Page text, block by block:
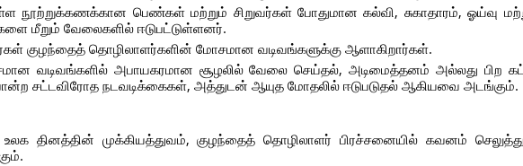
நூற்றுக்கணக்கான பெண்கள் மற்றும் சிறுவர்கள் போதுமான கல்வி, சுகாதாரம், ஓய்வு
மீறும் வேலைகளில் ஈடுபட்டுள்ளனர்.
குழந்தைத் தொழிலாளர்களின் மோசமான வடிவங்களுக்கு ஆளாகிறார்கள்.
வடிவங்களில் அபாயகரமான சூழலில் வேலை செய்தல், அடிமைத்தனம் அல்லது பிற
சட்டவிரோத நடவடிக்கைகள், அத்துடன் ஆயுத மோதலில் ஈடுபடுதல் ஆகியவை அடங்கும்.
உலக தினத்தின் முக்கியத்துவம், குழந்தைத் தொழிலாளர் பிரச்சனையில் கவனம்